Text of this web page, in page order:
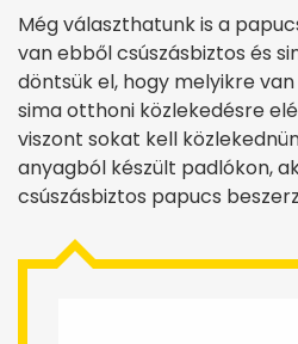
Még választhatunk is a
van ebből csúszásbiztos és
döntsük el, hogy melyikre van
sima otthoni közlekedésre
viszont sokat kell
anyagból készült padlókon,
csúszásbiztos papucs